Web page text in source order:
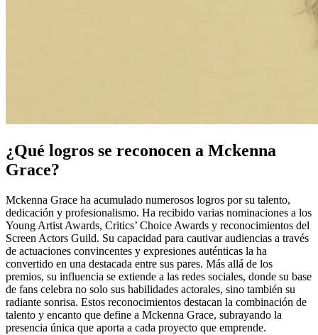
¿Qué logros se reconocen a Mckenna
Grace?
Mckenna Grace ha acumulado numerosos logros por su talento,
dedicación y profesionalismo. Ha recibido varias nominaciones a los
Young Artist Awards, Critics’ Choice Awards y reconocimientos del
Screen Actors Guild. Su capacidad para cautivar audiencias a través
de actuaciones convincentes y expresiones auténticas la ha
convertido en una destacada entre sus pares. Más allá de los
premios, su influencia se extiende a las redes sociales, donde su base
de fans celebra no solo sus habilidades actorales, sino también su
radiante sonrisa. Estos reconocimientos destacan la combinación de
talento y encanto que define a Mckenna Grace, subrayando la
presencia única que aporta a cada proyecto que emprende.